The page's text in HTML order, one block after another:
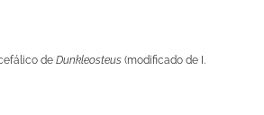
de Dunkleosteus(modificado de I.